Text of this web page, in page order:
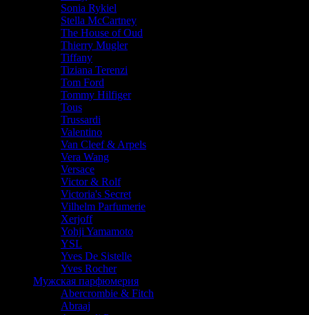
Sonia Rykiel
Stella McCartney
The House of Oud
Thierry Mugler
Tiffany
Tiziana Terenzi
Tom Ford
Tommy Hilfiger
Tous
Trussardi
Valentino
Van Cleef & Arpels
Vera Wang
Versace
Victor & Rolf
Victoria's Secret
Vilhelm Parfumerie
Xerjoff
Yohji Yamamoto
YSL
Yves De Sistelle
Yves Rocher
Мужская парфюмерия
Abercrombie & Fitch
Abraaj